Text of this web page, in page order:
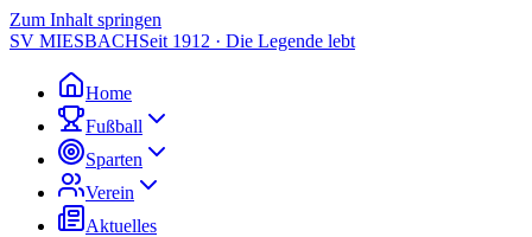
Zum Inhalt springen
SV MIESBACHSeit 1912 · Die Legende lebt
Home
Fußball
Sparten
Verein
Aktuelles